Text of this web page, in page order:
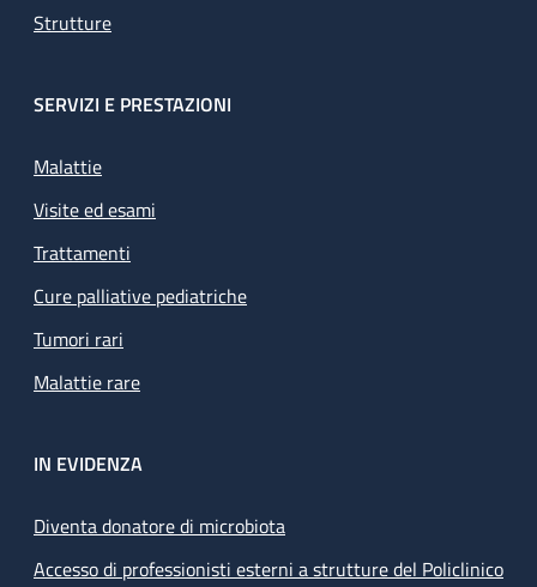
Strutture
SERVIZI E PRESTAZIONI
Malattie
Visite ed esami
Trattamenti
Cure palliative pediatriche
Tumori rari
Malattie rare
IN EVIDENZA
Diventa donatore di microbiota
Accesso di professionisti esterni a strutture del Policlinico